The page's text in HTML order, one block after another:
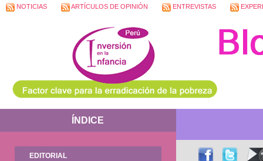
NOTICIAS ARTÍCULOS DE OPINIÓN ENTREVISTAS
ÍNDICE
EDITORIAL